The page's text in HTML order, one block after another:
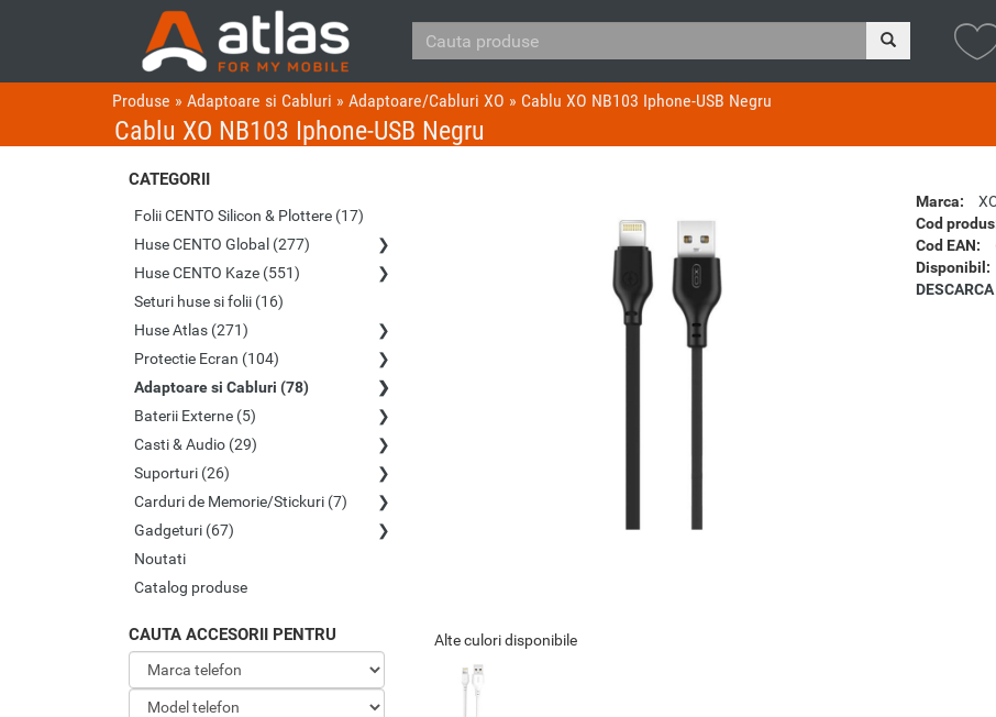
Produse » Adaptoare si Cabluri » Adaptoare/Cabluri XO » Cablu XO NB103 Iphone-USB Negru
Cablu XO NB103 Iphone-USB Negru
CATEGORII
Folii CENTO Silicon & Plottere (17)
Huse CENTO Global (277)
Huse CENTO Kaze (551)
Seturi huse si folii (16)
Huse Atlas (271)
Protectie Ecran (104)
Adaptoare si Cabluri (78)
Baterii Externe (5)
Casti & Audio (29)
Suporturi (26)
Carduri de Memorie/Stickuri (7)
Gadgeturi (67)
Noutati
Catalog produse
CAUTA ACCESORII PENTRU
Marca:
Cod
Cod EAN:
Disponibil:
Alte culori disponibile